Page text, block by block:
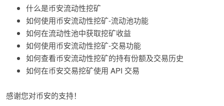
什么是币安流动性挖矿
如何使用币安流动性挖矿-流动池功能
如何在流动性池中获取挖矿收益
如何使用币安流动性挖矿-交易功能
如何查看币安流动性挖矿的持有份额及交易历史
如何在币安交易挖矿使用 API 交易
感谢您对币安的支持！